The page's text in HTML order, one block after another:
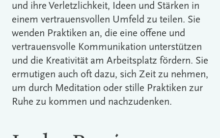
und ihre Verletzlichkeit, Ideen und Stärken in
einem vertrauensvollen Umfeld zu teilen. Sie
wenden Praktiken an, die eine offene und
vertrauensvolle Kommunikation unterstützen
und die Kreativität am Arbeitsplatz fördern. Sie
ermutigen auch oft dazu, sich Zeit zu nehmen,
um durch Meditation oder stille Praktiken zur
Ruhe zu kommen und nachzudenken.